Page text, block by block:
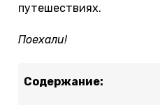
путешествиях.
Поехали!
Содержание: